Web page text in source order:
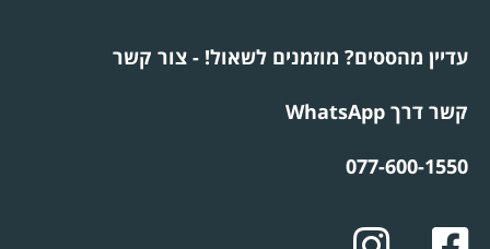
עדיין מהססים? מוזמנים לשאול! - צור קשר
קשר דרך WhatsApp
077-600-1550